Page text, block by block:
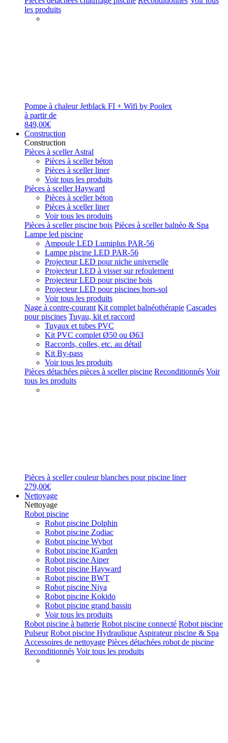
les produits
Pompe à chaleur Jetblack FI + Wifi by Poolex
à partir de
849,00€
Construction
Construction
Pièces à sceller Astral
Pièces à sceller béton
Pièces à sceller liner
Voir tous les produits
Pièces à sceller Hayward
Pièces à sceller béton
Pièces à sceller liner
Voir tous les produits
Pièces à sceller piscine bois Pièces à sceller balnéo & Spa
Lampe led piscine
Ampoule LED Lumiplus PAR-56
Lampe piscine LED PAR-56
Projecteur LED pour niche universelle
Projecteur LED à visser sur refoulement
Projecteur LED pour piscine bois
Projecteur LED pour piscines hors-sol
Voir tous les produits
Nage à contre-courant Kit complet balnéothérapie Cascades
pour piscines Tuyau, kit et raccord
Tuyaux et tubes PVC
Kit PVC complet Ø50 ou Ø63
Raccords, colles, etc. au détail
Kit By-pass
Voir tous les produits
Pièces détachées pièces à sceller piscine Reconditionnés Voir
tous les produits
Pièces à sceller couleur blanches pour piscine liner
279,00€
Nettoyage
Nettoyage
Robot piscine
Robot piscine Dolphin
Robot piscine Zodiac
Robot piscine Wybot
Robot piscine IGarden
Robot piscine Aiper
Robot piscine Hayward
Robot piscine BWT
Robot piscine Niya
Robot piscine Kokido
Robot piscine grand bassin
Voir tous les produits
Robot piscine à batterie Robot piscine connecté Robot piscine
Pulseur Robot piscine Hydraulique Aspirateur piscine & Spa
Accessoires de nettoyage Pièces détachées robot de piscine
Reconditionnés Voir tous les produits